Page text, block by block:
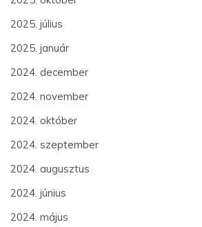
2025. július
2025. január
2024. december
2024. november
2024. október
2024. szeptember
2024. augusztus
2024. június
2024. május